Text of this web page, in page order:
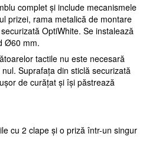
complet și include mecanismele
prizei, rama metalică de montare
OptiWhite. Se instalează
Ø60 mm.
tactile nu este necesară
Suprafața din sticlă securizată
de curățat și își păstrează
cu 2 clape și o priză într-un singur